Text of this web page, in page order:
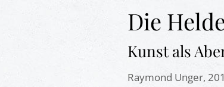
Die
Kunst als
Raymond Unger,